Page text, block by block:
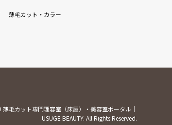
薄毛カット・カラー
薄毛カット専門理容室（床屋）・美容室ポータル｜
USUGE BEAUTY. All Rights Reserved.